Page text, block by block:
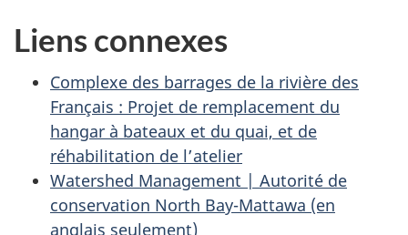
Liens connexes
Complexe des barrages de la rivière des
Français : Projet de remplacement du
hangar à bateaux et du quai, et de
réhabilitation de l’atelier
Watershed Management | Autorité de
conservation North Bay-Mattawa (en
anglais seulement)